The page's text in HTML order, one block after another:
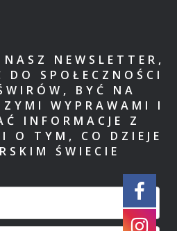
NEWSLETTER,
DO SPOŁECZNOŚCI
BYĆ NA
WYPRAWAMI I
INFORMACJE Z
O TYM, CO DZIEJE
ŚWIECIE